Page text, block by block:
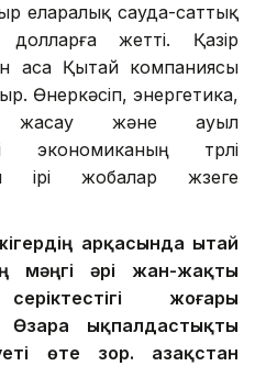
еларалық сауда-саттық
жетті. Қазір
аса Қытай компаниясы
Өнеркәсіп, энергетика,
жасау және ауыл
экономиканың түрлі
ірі жобалар жүзеге
арқасында Қытай
мәңгі әрі жан-жақты
жоғары
Өзара ықпалдастықты
өте зор. Қазақстан